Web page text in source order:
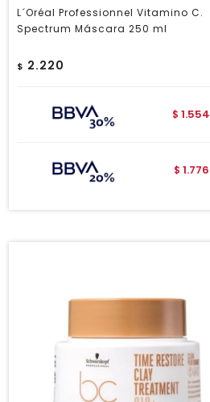
L´Oréal Professionnel Vitamino C.
Spectrum Máscara 250 ml
$ 2.220
$ 1.554
$ 1.776